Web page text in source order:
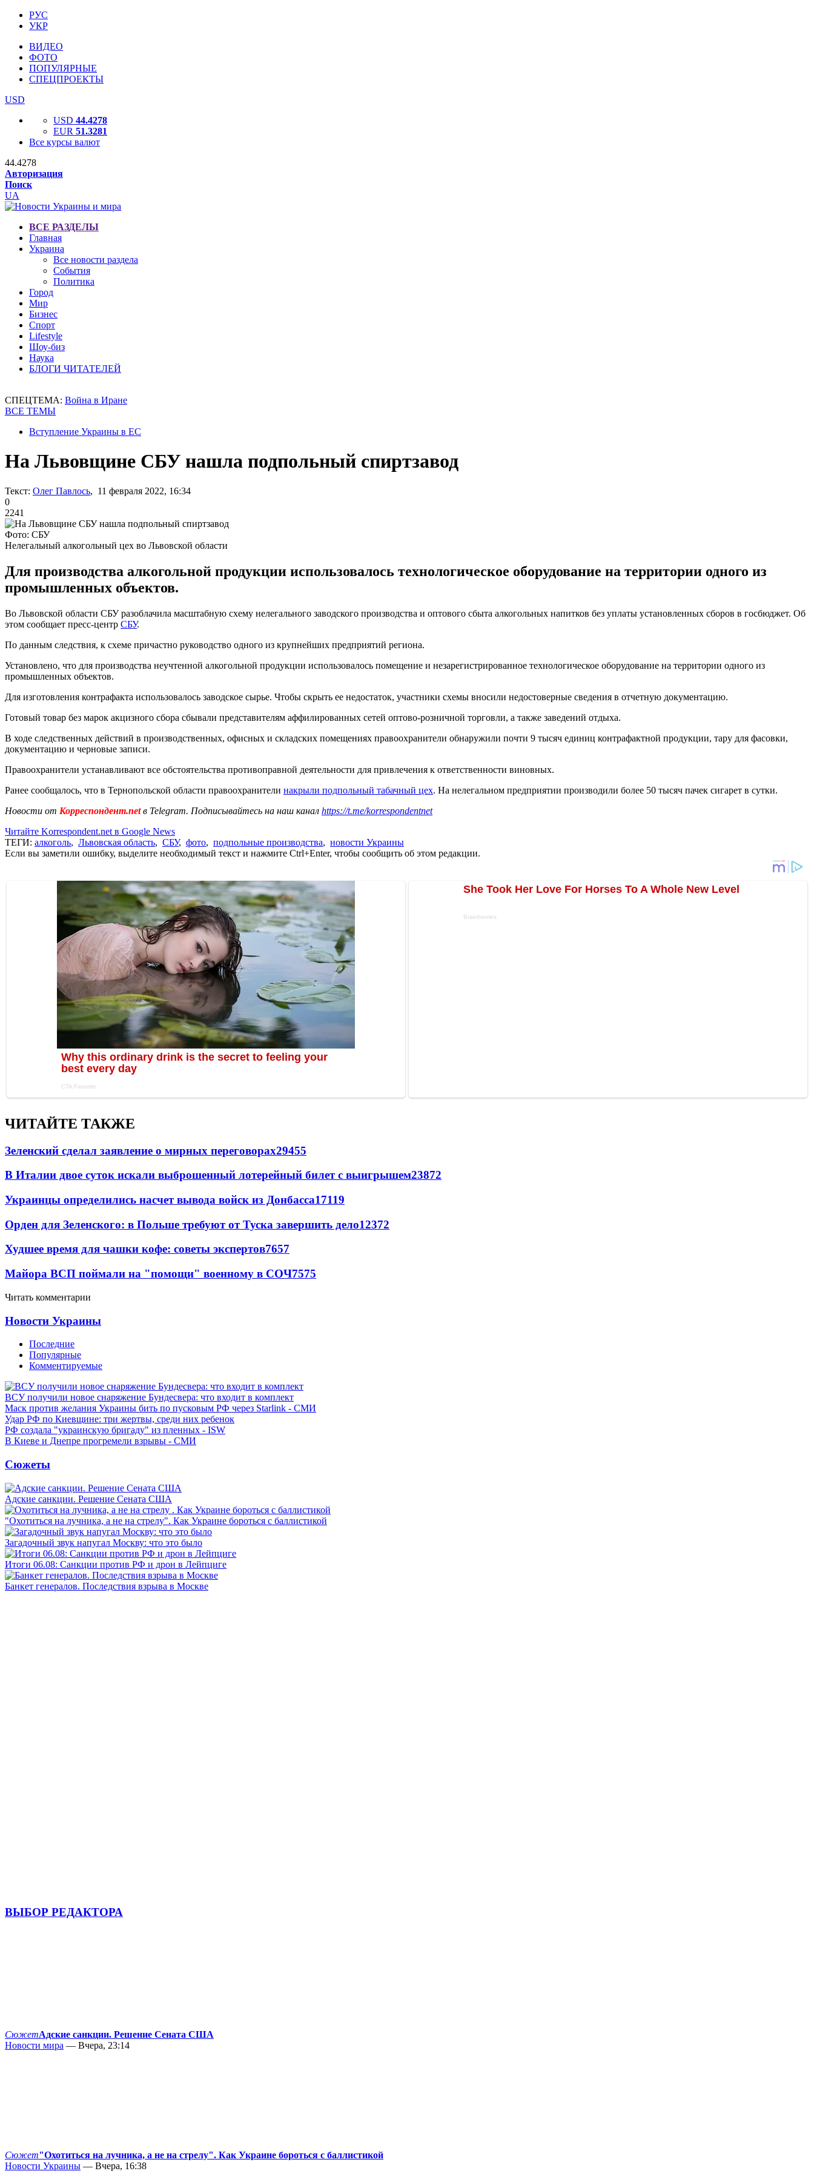
РУС
УКР
ВИДЕО
ФОТО
ПОПУЛЯРНЫЕ
СПЕЦПРОЕКТЫ
USD
USD 44.4278
EUR 51.3281
Все курсы валют
44.4278
Авторизация
Поиск
UA
ВСЕ РАЗДЕЛЫ
Главная
Украина
Все новости раздела
События
Политика
Город
Мир
Бизнес
Спорт
Lifestyle
Шоу-биз
Наука
БЛОГИ ЧИТАТЕЛЕЙ
СПЕЦТЕМА: Война в Иране
ВСЕ ТЕМЫ
Вступление Украины в ЕС
На Львовщине СБУ нашла подпольный спиртзавод
Текст: Олег Павлось, 11 февраля 2022, 16:34
0
2241
Фото: СБУ
Нелегальный алкогольный цех во Львовской области
Для производства алкогольной продукции использовалось технологическое оборудование на территории одного из
промышленных объектов.
Во Львовской области СБУ разоблачила масштабную схему нелегального заводского производства и оптового сбыта алкогольных напитков без уплаты установленных сборов в госбюджет. Об
этом сообщает пресс-центр СБУ.
По данным следствия, к схеме причастно руководство одного из крупнейших предприятий региона.
Установлено, что для производства неучтенной алкогольной продукции использовалось помещение и незарегистрированное технологическое оборудование на территории одного из
промышленных объектов.
Для изготовления контрафакта использовалось заводское сырье. Чтобы скрыть ее недостаток, участники схемы вносили недостоверные сведения в отчетную документацию.
Готовый товар без марок акцизного сбора сбывали представителям аффилированных сетей оптово-розничной торговли, а также заведений отдыха.
В ходе следственных действий в производственных, офисных и складских помещениях правоохранители обнаружили почти 9 тысяч единиц контрафактной продукции, тару для фасовки,
документацию и черновые записи.
Правоохранители устанавливают все обстоятельства противоправной деятельности для привлечения к ответственности виновных.
Ранее сообщалось, что в Тернопольской области правоохранители накрыли подпольный табачный цех. На нелегальном предприятии производили более 50 тысяч пачек сигарет в сутки.
Новости от Корреспондент.netв Telegram. Подписывайтесь на наш канал https://t.me/korrespondentnet
Читайте Korrespondent.net в Google News
ТЕГИ: алкоголь, Львовская область, СБУ, фото, подпольные производства, новости Украины
Если вы заметили ошибку, выделите необходимый текст и нажмите Ctrl+Enter, чтобы сообщить об этом редакции.
ЧИТАЙТЕ ТАКЖЕ
Зеленский сделал заявление о мирных переговорах29455
В Италии двое суток искали выброшенный лотерейный билет с выигрышем23872
Украинцы определились насчет вывода войск из Донбасса17119
Орден для Зеленского: в Польше требуют от Туска завершить дело12372
Худшее время для чашки кофе: советы экспертов7657
Майора ВСП поймали на "помощи" военному в СОЧ7575
Читать комментарии
Новости Украины
Последние
Популярные
Комментируемые
ВСУ получили новое снаряжение Бундесвера: что входит в комплект
Маск против желания Украины бить по пусковым РФ через Starlink - СМИ
Удар РФ по Киевщине: три жертвы, среди них ребенок
РФ создала "украинскую бригаду" из пленных - ISW
В Киеве и Днепре прогремели взрывы - СМИ
Сюжеты
Адские санкции. Решение Сената США
"Охотиться на лучника, а не на стрелу". Как Украине бороться с баллистикой
Загадочный звук напугал Москву: что это было
Итоги 06.08: Санкции против РФ и дрон в Лейпциге
Банкет генералов. Последствия взрыва в Москве
ВЫБОР РЕДАКТОРА
СюжетАдские санкции. Решение Сената США
Новости мира — Вчера, 23:14
Сюжет"Охотиться на лучника, а не на стрелу". Как Украине бороться с баллистикой
Новости Украины — Вчера, 16:38